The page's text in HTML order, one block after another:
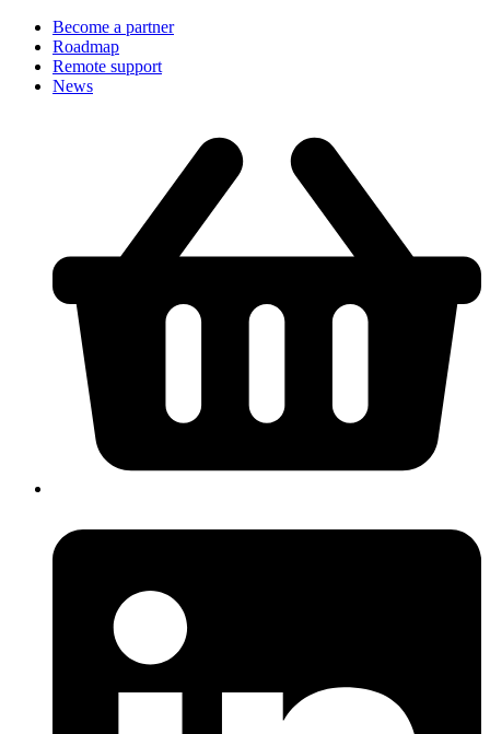
Become a partner
Roadmap
Remote support
News